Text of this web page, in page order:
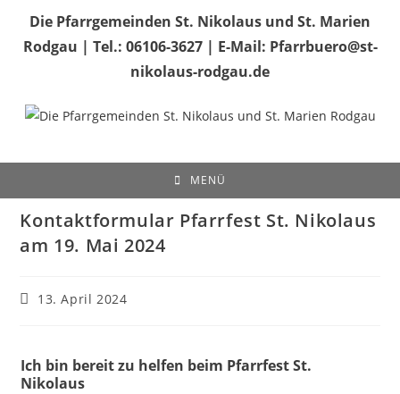
Inhalt
springen
Die Pfarrgemeinden St. Nikolaus und St. Marien
Rodgau | Tel.: 06106-3627 | E-Mail: Pfarrbuero@st-
nikolaus-rodgau.de
MENÜ
Kontaktformular Pfarrfest St. Nikolaus
am 19. Mai 2024
Beitrag
13. April 2024
Ich bin bereit zu helfen beim Pfarrfest St.
Nikolaus